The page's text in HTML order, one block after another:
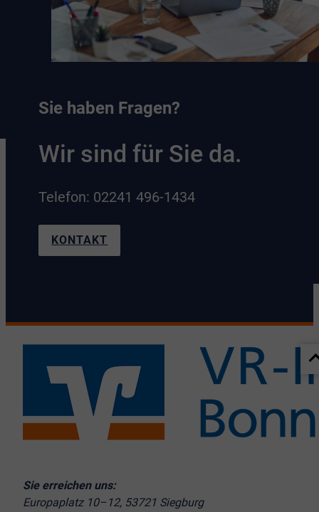
Sie haben Fragen?
Wir sind für Sie da.
Telefon: 02241 496-1434
KONTAKT
Sie erreichen uns:
Europaplatz 10–12, 53721 Siegburg